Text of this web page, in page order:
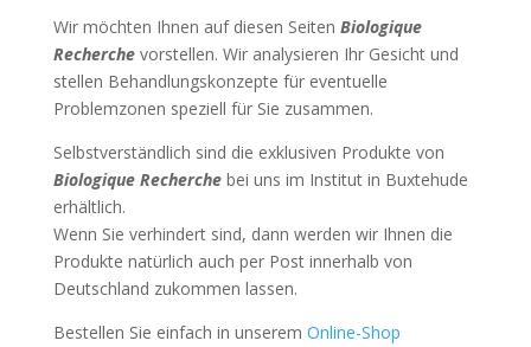
Wir möchten Ihnen auf diesen Seiten Biologique
Recherche vorstellen. Wir analysieren Ihr Gesicht und
stellen Behandlungskonzepte für eventuelle
Problemzonen speziell für Sie zusammen.
Selbstverständlich sind die exklusiven Produkte von
Biologique Recherchebei uns im Institut in Buxtehude
erhältlich.
Wenn Sie verhindert sind, dann werden wir Ihnen die
Produkte natürlich auch per Post innerhalb von
Deutschland zukommen lassen.
Bestellen Sie einfach in unserem Online-Shop